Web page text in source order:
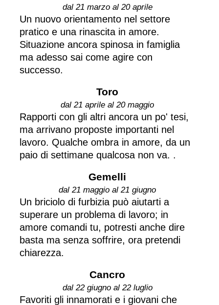
dal 21 marzo al 20 aprile
Un nuovo orientamento nel settore
pratico e una rinascita in amore.
Situazione ancora spinosa in famiglia
ma adesso sai come agire con
successo.
Toro
dal 21 aprile al 20 maggio
Rapporti con gli altri ancora un po' tesi,
ma arrivano proposte importanti nel
lavoro. Qualche ombra in amore, da un
paio di settimane qualcosa non va. .
Gemelli
dal 21 maggio al 21 giugno
Un briciolo di furbizia può aiutarti a
superare un problema di lavoro; in
amore comandi tu, potresti anche dire
basta ma senza soffrire, ora pretendi
chiarezza.
Cancro
dal 22 giugno al 22 luglio
Favoriti gli innamorati e i giovani che